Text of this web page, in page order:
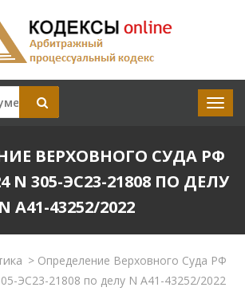
ВЕРХОВНОГО СУДА РФ
N 305-ЭС23-21808 ПО ДЕЛУ
N А41-43252/2022
>Определение Верховного Суда РФ
ЭС23-21808 по делу N А41-43252/2022